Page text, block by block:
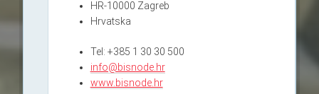
HR-10000 Zagreb
Hrvatska
Tel: +385 1 30 30 500
info@bisnode.hr
www.bisnode.hr